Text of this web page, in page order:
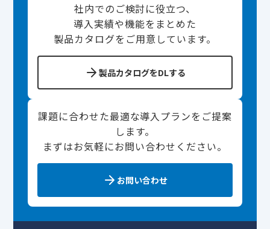
社内でのご検討に役立つ、
導入実績や機能をまとめた
製品カタログをご用意しています。
製品カタログをDLする
課題に合わせた最適な導入プランをご提案
します。
まずはお気軽にお問い合わせください。
お問い合わせ